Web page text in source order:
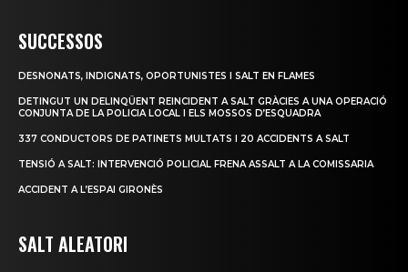
SUCCESSOS
DESNONATS, INDIGNATS, OPORTUNISTES I SALT EN FLAMES
DETINGUT UN DELINQÜENT REINCIDENT A SALT GRÀCIES A UNA OPERACIÓ
CONJUNTA DE LA POLICIA LOCAL I ELS MOSSOS D’ESQUADRA
337 CONDUCTORS DE PATINETS MULTATS I 20 ACCIDENTS A SALT
TENSIÓ A SALT: INTERVENCIÓ POLICIAL FRENA ASSALT A LA COMISSARIA
ACCIDENT A L’ESPAI GIRONÈS
SALT ALEATORI